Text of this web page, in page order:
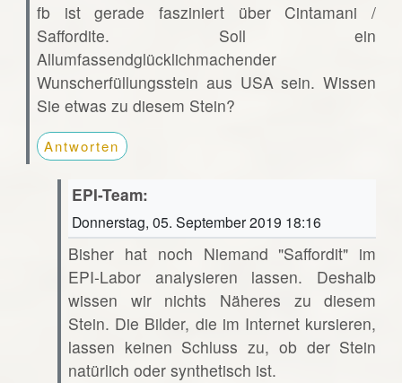
fb ist gerade fasziniert über Cintamani /
Saffordite. Soll ein
Allumfassendglücklichmachender
Wunscherfüllungsstein aus USA sein. Wissen
Sie etwas zu diesem Stein?
Antworten
EPI-Team:
Donnerstag, 05. September 2019 18:16
Bisher hat noch Niemand "Saffordit" im
EPI-Labor analysieren lassen. Deshalb
wissen wir nichts Näheres zu diesem
Stein. Die Bilder, die im Internet kursieren,
lassen keinen Schluss zu, ob der Stein
natürlich oder synthetisch ist.